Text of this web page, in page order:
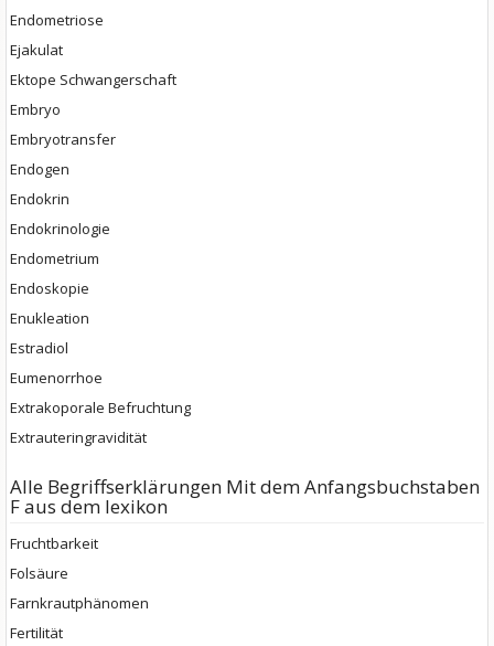
Endometriose
Ejakulat
Ektope Schwangerschaft
Embryo
Embryotransfer
Endogen
Endokrin
Endokrinologie
Endometrium
Endoskopie
Enukleation
Estradiol
Eumenorrhoe
Extrakoporale Befruchtung
Extrauteringravidität
Alle Begriffserklärungen Mit dem Anfangsbuchstaben
F aus dem lexikon
Fruchtbarkeit
Folsäure
Farnkrautphänomen
Fertilität